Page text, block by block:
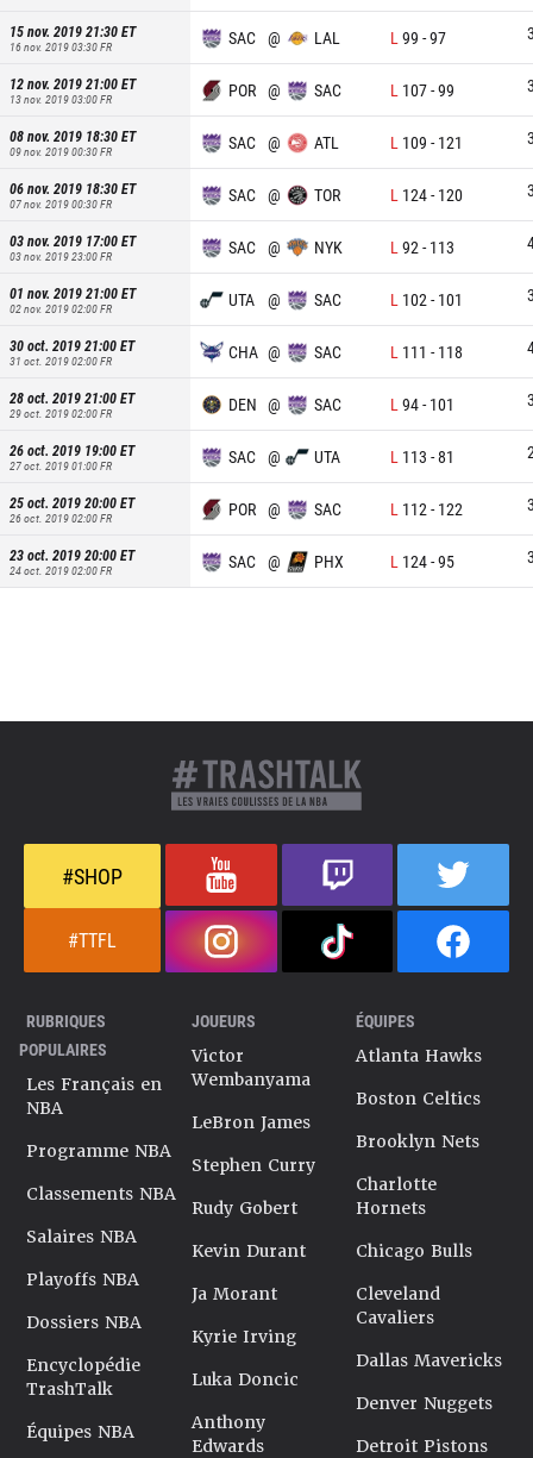
15 nov. 2019 21:30ET
16 nov. 2019 03:30FR SAC @ LAL L 99 -97
12 nov. 2019 21:00ET
13 nov. 2019 03:00FR POR @ SAC L 107-99
08 nov. 2019 18:30ET
09 nov. 2019 00:30FR SAC @ ATL L 109 - 121
06 nov. 2019 18:30ET
07 nov. 2019 00:30FR SAC @ TOR L 124- 120
03 nov. 2019 17:00ET
03 nov. 2019 23:00FR SAC @ NYK L 92 - 113
01 nov. 2019 21:00ET
02 nov. 2019 02:00FR UTA @ SAC L 102 - 101
30 oct. 2019 21:00ET
31 oct. 2019 02:00FR CHA @ SAC L 111 - 118
28 oct. 2019 21:00ET
29 oct. 2019 02:00FR DEN @ SAC L 94- 101
26 oct. 2019 19:00ET
27 oct. 2019 01:00FR SAC @ UTA L 113 -81
25 oct. 2019 20:00ET
26 oct. 2019 02:00FR POR @ SAC L 112 - 122
23 oct. 2019 20:00ET
24 oct. 2019 02:00FR SAC @ PHX L 124-95
#SHOP
#TTFL
RUBRIQUES
POPULAIRES
Les Français en
NBA
Programme NBA
Classements NBA
Salaires NBA
Playoffs NBA
Dossiers NBA
Encyclopédie
TrashTalk
Équipes NBA
JOUEURS
Victor
Wembanyama
LeBron James
Stephen Curry
Rudy Gobert
Kevin Durant
Ja Morant
Kyrie Irving
Luka Doncic
Anthony
Edwards
ÉQUIPES
Atlanta Hawks
Boston Celtics
Brooklyn Nets
Charlotte
Hornets
Chicago Bulls
Cleveland
Cavaliers
Dallas Mavericks
Denver Nuggets
Detroit Pistons